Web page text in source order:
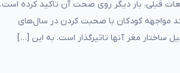
قبلی، بار دیگر روی صحت آن تاکید کرده است.
مواجهه کودکان با صحبت کردن در سال‌های
ساختار مغز آنها تاثیرگذار است. به این […]